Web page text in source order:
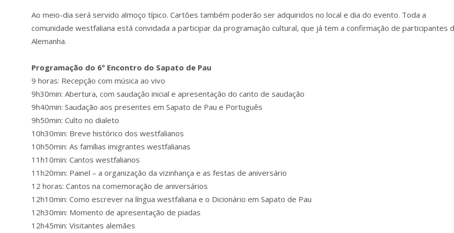
Ao meio-dia será servido almoço típico. Cartões também poderão ser adquiridos no local e dia do evento. Toda a
comunidade westfaliana está convidada a participar da programação cultural, que já tem a confirmação de participantes
Alemanha.
Programação do 6º Encontro do Sapato de Pau
9 horas: Recepção com música ao vivo
9h30min: Abertura, com saudação inicial e apresentação do canto de saudação
9h40min: Saudação aos presentes em Sapato de Pau e Português
9h50min: Culto no dialeto
10h30min: Breve histórico dos westfalianos
10h50min: As famílias imigrantes westfalianas
11h10min: Cantos westfalianos
11h20min: Painel – a organização da vizinhança e as festas de aniversário
12 horas: Cantos na comemoração de aniversários
12h10min: Como escrever na língua westfaliana e o Dicionário em Sapato de Pau
12h30min: Momento de apresentação de piadas
12h45min: Visitantes alemães